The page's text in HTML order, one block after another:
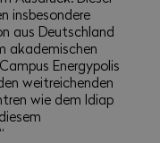
insbesondere
aus Deutschland
akademischen
Energypolis
weitreichenden
wie dem Idiap